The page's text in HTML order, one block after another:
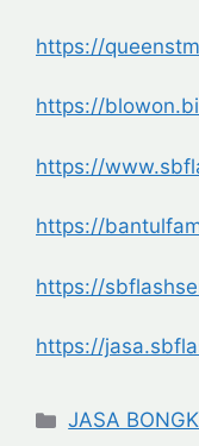
https://
https://
https://
https://
https://
https://
Categories
JASA